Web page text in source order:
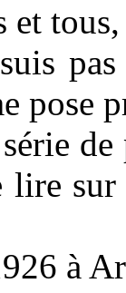
et tous,
pose
lire
à